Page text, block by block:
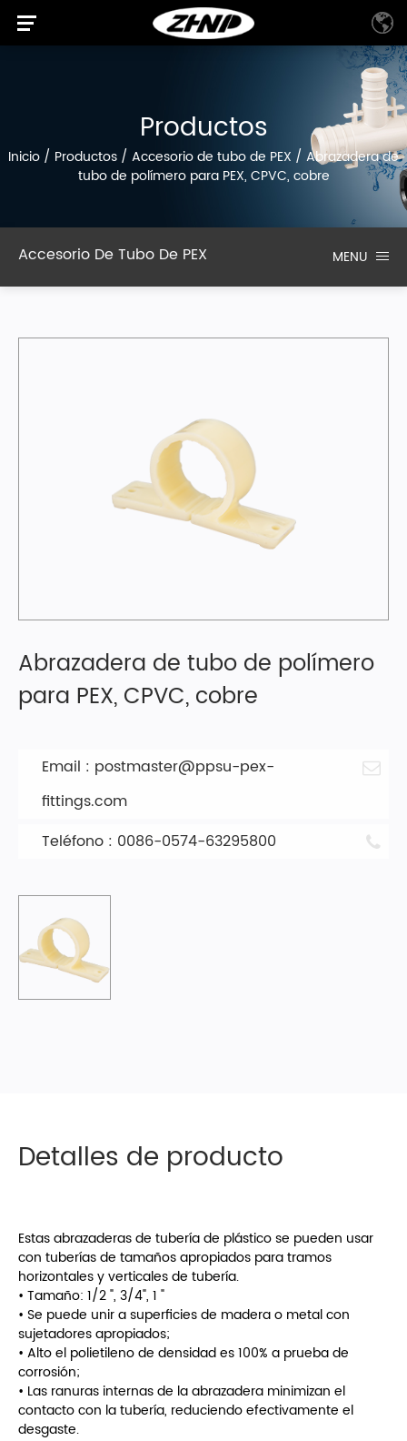
Productos
Inicio / Productos / Accesorio de tubo de PEX / Abrazadera de
tubo de polímero para PEX, CPVC, cobre
Accesorio De Tubo De PEX MENU
Abrazadera de tubo de polímero
para PEX, CPVC, cobre
Email : postmaster@ppsu-pex-
fittings.com
Teléfono : 0086-0574-63295800
Detalles de producto
Estas abrazaderas de tubería de plástico se pueden usar
con tuberías de tamaños apropiados para tramos
horizontales y verticales de tubería.
• Tamaño: 1/2 ", 3/4", 1 "
• Se puede unir a superficies de madera o metal con
sujetadores apropiados;
• Alto el polietileno de densidad es 100% a prueba de
corrosión;
• Las ranuras internas de la abrazadera minimizan el
contacto con la tubería, reduciendo efectivamente el
desgaste.